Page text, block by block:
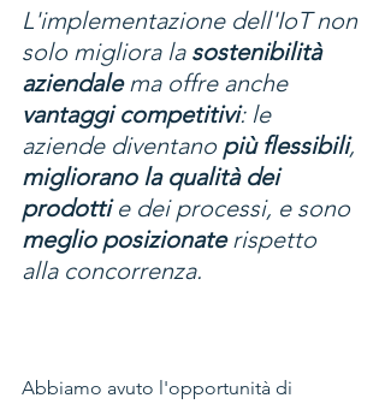
L'implementazione dell'IoT non
solo migliora la sostenibilità
aziendale ma offre anche
vantaggi competitivi: le
aziende diventano più flessibili,
migliorano la qualità dei
prodotti e dei processi, e sono
meglio posizionate rispetto
alla concorrenza.
Abbiamo avuto l'opportunità di